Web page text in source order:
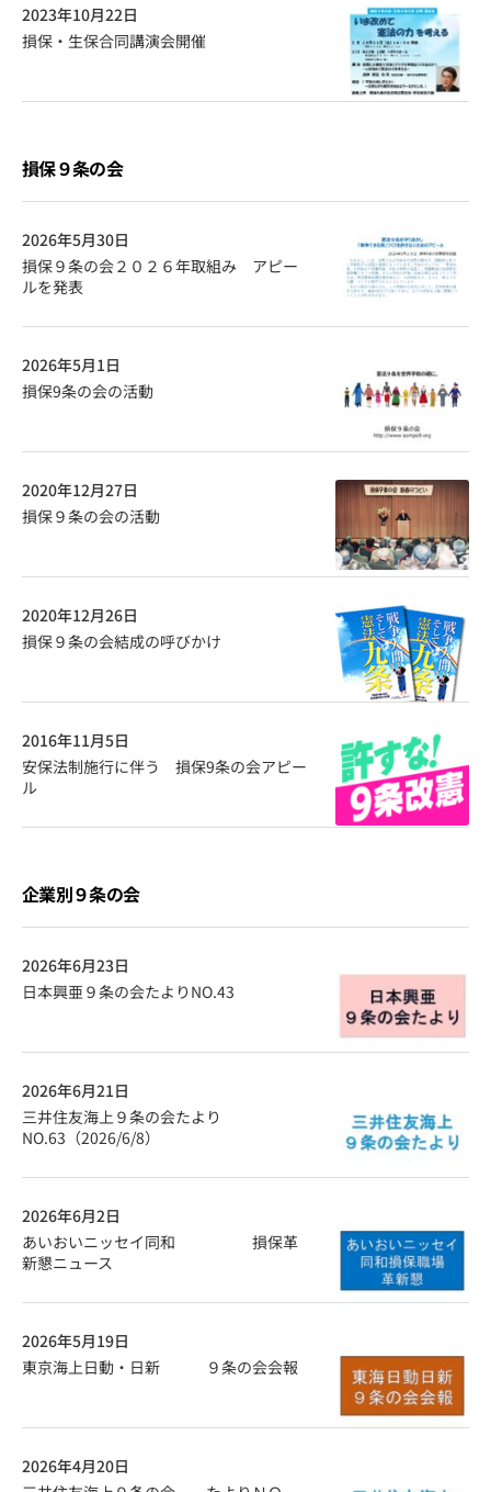
損保・生保合同講演会開催
2023年10月22日
損保９条の会
損保９条の会２０２６年取組み アピー
ルを発表
2026年5月30日
損保9条の会の活動
2026年5月1日
損保９条の会の活動
2020年12月27日
損保９条の会結成の呼びかけ
2020年12月26日
安保法制施行に伴う 損保9条の会アピー
ル
2016年11月5日
企業別９条の会
日本興亜９条の会たよりNO.43
2026年6月23日
三井住友海上９条の会たより
NO.63（2026/6/8）
2026年6月21日
あいおいニッセイ同和 損保革
新懇ニュース
2026年6月2日
東京海上日動・日新 ９条の会会報
2026年5月19日
2026年4月20日